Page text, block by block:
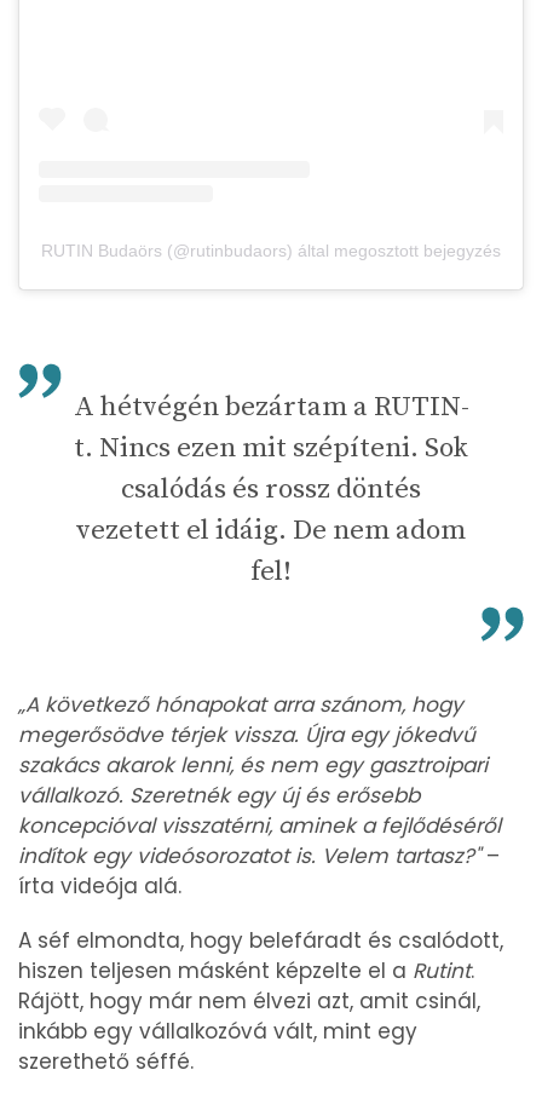
RUTIN Budaörs (@rutinbudaors) által megosztott bejegyzés
A hétvégén bezártam a RUTIN-
t. Nincs ezen mit szépíteni. Sok
csalódás és rossz döntés
vezetett el idáig. De nem adom
fel!
„A következő hónapokat arra szánom, hogy
megerősödve térjek vissza. Újra egy jókedvű
szakács akarok lenni, és nem egy gasztroipari
vállalkozó. Szeretnék egy új és erősebb
koncepcióval visszatérni, aminek a fejlődéséről
indítok egy videósorozatot is. Velem tartasz?"–
írta videója alá.
A séf elmondta, hogy belefáradt és csalódott,
hiszen teljesen másként képzelte el a Rutint.
Rájött, hogy már nem élvezi azt, amit csinál,
inkább egy vállalkozóvá vált, mint egy
szerethető séffé.